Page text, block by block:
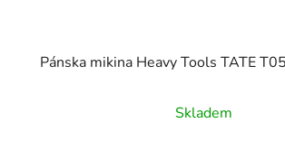
Pánska mikina Heavy Tools TATE
Skladem